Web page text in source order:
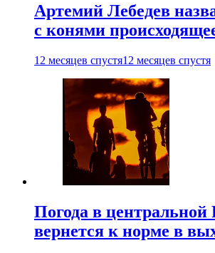
Артемий Лебедев
с конями
12 месяцев спустя12 месяцев спустя
Погода в центральной
вернется к норме в